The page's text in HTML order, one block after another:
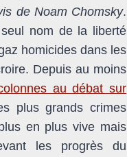
de Noam Chomsky.
nom de la liberté
homicides dans les
Depuis au moins
au débat sur
plus grands crimes
en plus vive mais
les progrès du